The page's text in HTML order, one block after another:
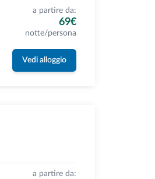
a partire da:
69€
notte/persona
Vedi alloggio
a partire da: